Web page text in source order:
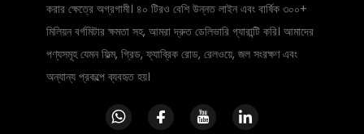
করার ক্ষেত্রে অগ্রগামী। ৪০ টিরও বেশি উন্নত লাইন এবং বার্ষিক ৩০০+
মিলিয়ন বর্গমিটার ক্ষমতা সহ, আমরা দ্রুত ডেলিভারি গ্যারান্টি করি। আমাদের
পণ্যসমূহ যেমন ফিল্ম, গ্রিড, ফ্যাব্রিক রোড, রেলওয়ে, জল সংরক্ষণ এবং
অন্যান্য প্রকল্পে ব্যবহৃত হয়।